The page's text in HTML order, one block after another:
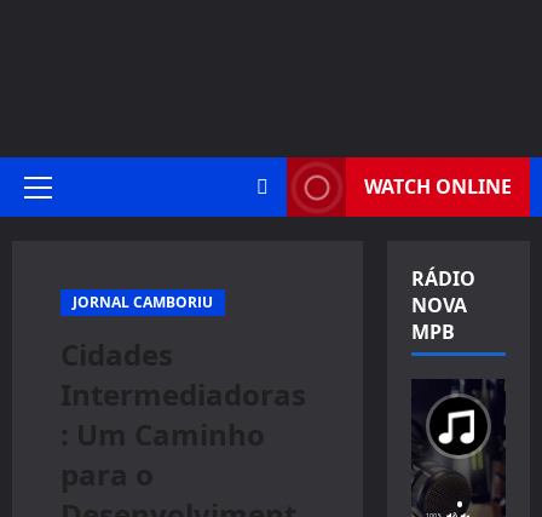
Primary
WATCH ONLINE
JORNAL CAMBORIU
Cidades
Intermediadoras
: Um Caminho
para o
RÁDIO
NOVA
MPB